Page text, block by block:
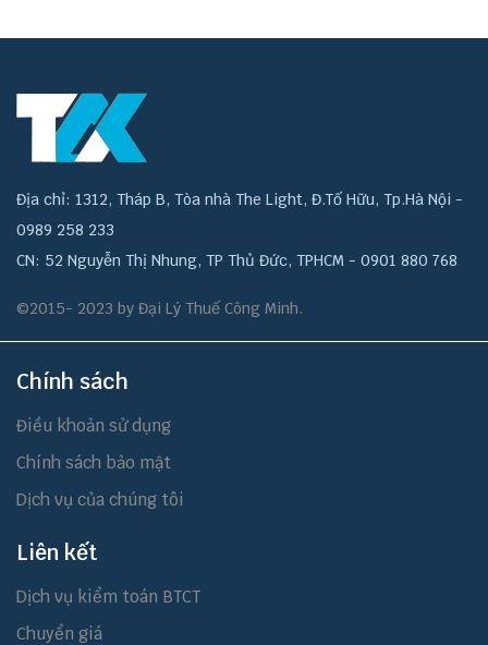
Địa chỉ: 1312, Tháp B, Tòa nhà The Light, Đ.Tố Hữu, Tp.Hà Nội -
0989 258 233
CN: 52 Nguyễn Thị Nhung, TP Thủ Đức, TPHCM - 0901 880 768
©2015- 2023 by Đại Lý Thuế Công Minh.
Chính sách
Điều khoản sử dụng
Chính sách bảo mật
Dịch vụ của chúng tôi
Liên kết
Dịch vụ kiểm toán BTCT
Chuyển giá